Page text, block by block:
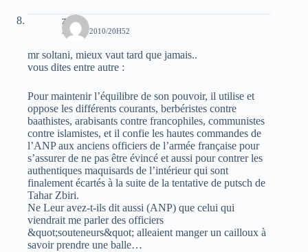
zofa
28 MAI 2010/20H52
mr soltani, mieux vaut tard que jamais..
vous dites entre autre :
Pour maintenir l’équilibre de son pouvoir, il utilise et
oppose les différents courants, berbéristes contre
baathistes, arabisants contre francophiles, communistes
contre islamistes, et il confie les hautes commandes de
l’ANP aux anciens officiers de l’armée française pour
s’assurer de ne pas être évincé et aussi pour contrer les
authentiques maquisards de l’intérieur qui sont
finalement écartés à la suite de la tentative de putsch de
Tahar Zbiri.
Ne Leur avez-t-ils dit aussi (ANP) que celui qui
viendrait me parler des officiers
&quot;souteneurs&quot; alleaient manger un cailloux à
savoir prendre une balle…